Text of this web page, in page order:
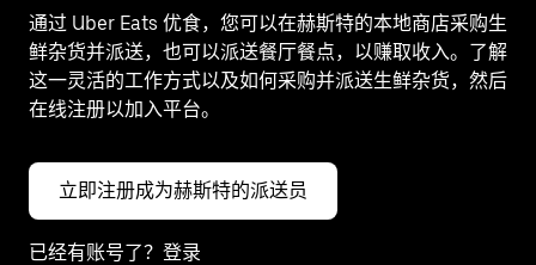
通过 Uber Eats 优食，您可以在赫斯特的本地商店采购生
鲜杂货并派送，也可以派送餐厅餐点，以赚取收入。了解
这一灵活的工作方式以及如何采购并派送生鲜杂货，然后
在线注册以加入平台。
立即注册成为赫斯特的派送员
已经有账号了？登录